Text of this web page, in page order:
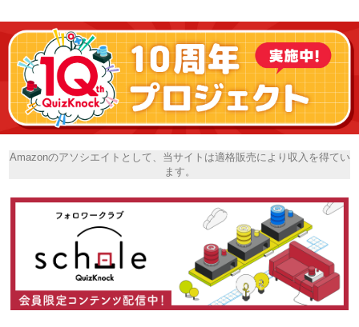
Amazonのアソシエイトとして、当サイトは適格販売により収入を得てい
ます。